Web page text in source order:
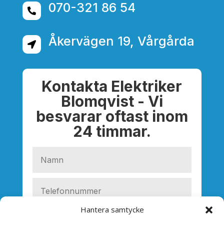
Hantera samtycke
 070-321 86 54
 Åkervägen 19, Vårgårda
Kontakta Elektriker
Blomqvist - Vi
besvarar oftast inom
24 timmar.